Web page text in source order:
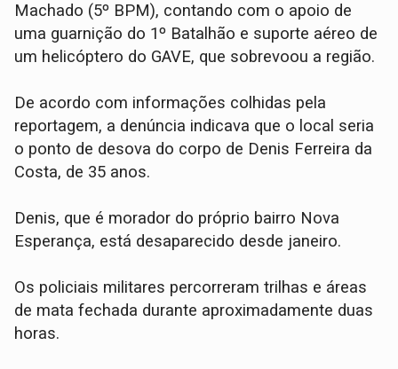
Machado (5º BPM), contando com o apoio de
uma guarnição do 1º Batalhão e suporte aéreo de
um helicóptero do GAVE, que sobrevoou a região.
​De acordo com informações colhidas pela
reportagem, a denúncia indicava que o local seria
o ponto de desova do corpo de Denis Ferreira da
Costa, de 35 anos.
Denis, que é morador do próprio bairro Nova
Esperança, está desaparecido desde janeiro.
​Os policiais militares percorreram trilhas e áreas
de mata fechada durante aproximadamente duas
horas.